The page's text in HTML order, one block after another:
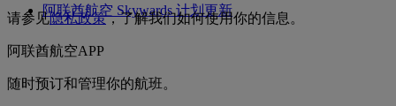
阿联酋航空 Skywards 计划更新
请参见隐私政策，了解我们如何使用你的信息。
阿联酋航空APP
随时预订和管理你的航班。